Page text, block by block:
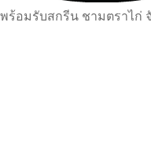
ร้อมรับสกรีน ชามตราไก่